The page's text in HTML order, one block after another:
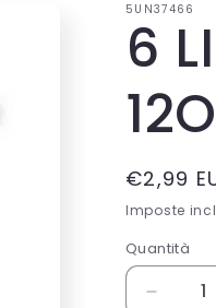
5UN37466
6
Prezzo
di
listino
€2,99
Imposte
Quantità
Quantità